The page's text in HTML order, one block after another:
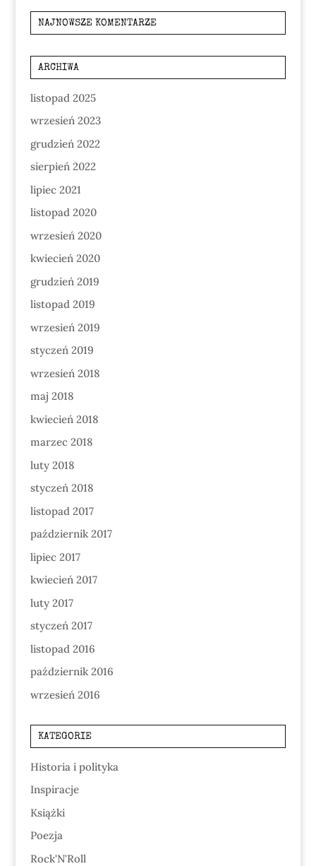
NAJNOWSZE KOMENTARZE
ARCHIWA
listopad 2025
wrzesień 2023
grudzień 2022
sierpień 2022
lipiec 2021
listopad 2020
wrzesień 2020
kwiecień 2020
grudzień 2019
listopad 2019
wrzesień 2019
styczeń 2019
wrzesień 2018
maj 2018
kwiecień 2018
marzec 2018
luty 2018
styczeń 2018
listopad 2017
październik 2017
lipiec 2017
kwiecień 2017
luty 2017
styczeń 2017
listopad 2016
październik 2016
wrzesień 2016
KATEGORIE
Historia i polityka
Inspiracje
Książki
Poezja
Rock'N'Roll